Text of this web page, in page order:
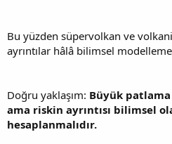
Bu yüzden süpervolkan ve
ayrıntılar hâlâ bilimsel
Doğru yaklaşım: Büyük
ama riskin ayrıntısı bilimsel
hesaplanmalıdır.